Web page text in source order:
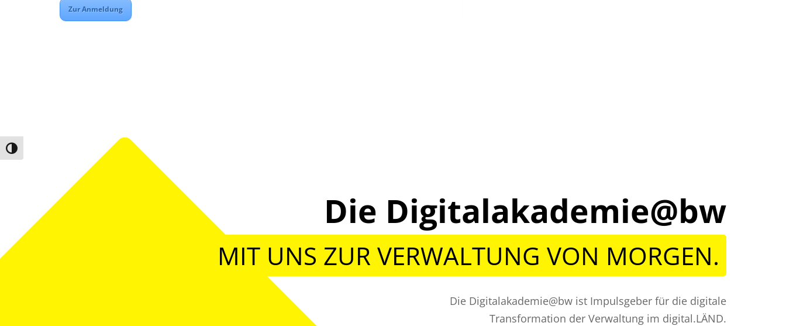
Umschalten auf hohe Kontraste
Zur Anmeldung
Die Digitalakademie@bw
MIT UNS ZUR VERWALTUNG VON MORGEN.
Die Digitalakademie@bw ist Impulsgeber für die digitale
Transformation der Verwaltung im digital.LÄND.